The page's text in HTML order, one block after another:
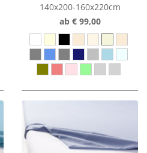
140x200-160x220cm
ab € 99,00